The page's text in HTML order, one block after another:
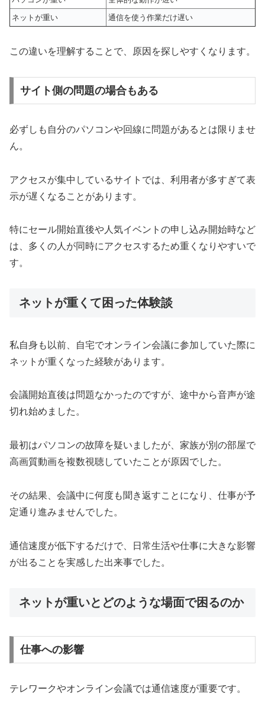
ネットが重い
通信を使う作業だけ遅い
この違いを理解することで、原因を探しやすくなります。
サイト側の問題の場合もある
必ずしも自分のパソコンや回線に問題があるとは限りませ
ん。
アクセスが集中しているサイトでは、利用者が多すぎて表
示が遅くなることがあります。
特にセール開始直後や人気イベントの申し込み開始時など
は、多くの人が同時にアクセスするため重くなりやすいで
す。
ネットが重くて困った体験談
私自身も以前、自宅でオンライン会議に参加していた際に
ネットが重くなった経験があります。
会議開始直後は問題なかったのですが、途中から音声が途
切れ始めました。
最初はパソコンの故障を疑いましたが、家族が別の部屋で
高画質動画を複数視聴していたことが原因でした。
その結果、会議中に何度も聞き返すことになり、仕事が予
定通り進みませんでした。
通信速度が低下するだけで、日常生活や仕事に大きな影響
が出ることを実感した出来事でした。
ネットが重いとどのような場面で困るのか
仕事への影響
テレワークやオンライン会議では通信速度が重要です。